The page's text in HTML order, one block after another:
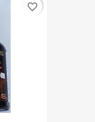
favorite_border